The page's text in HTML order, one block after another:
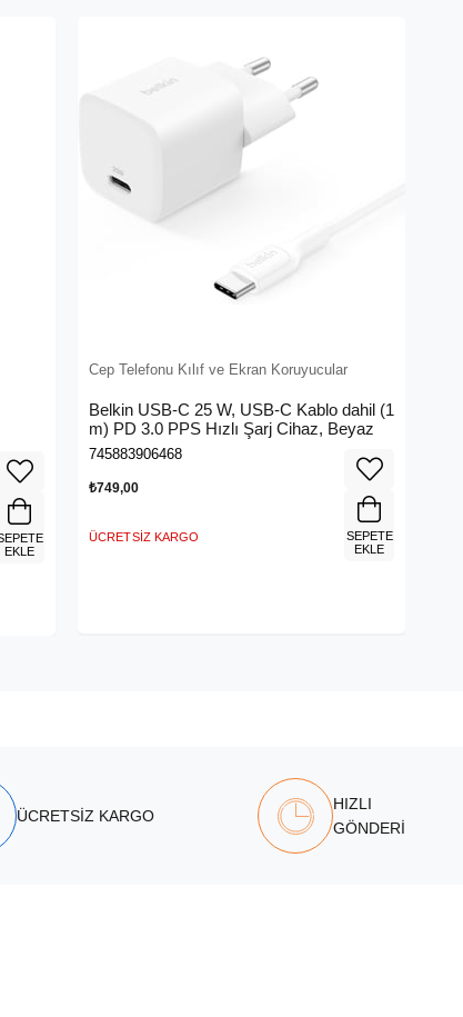
EKLE
Cep Telefonu Kılıf ve Ekran Koruyucular
Belkin USB-C 25 W, USB-C Kablo dahil (1
m) PD 3.0 PPS Hızlı Şarj Cihaz, Beyaz
745883906468
₺749,00
ÜCRETSIZ KARGO
SEPETE
EKLE
ÜCRETSİZ KARGO
HIZLI
GÖNDERİ